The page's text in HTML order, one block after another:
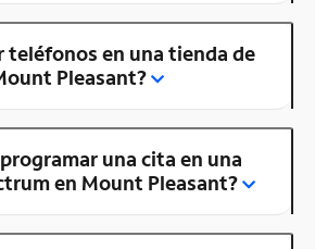
teléfonos en una tienda de
Pleasant?
una cita en una
en Mount Pleasant?